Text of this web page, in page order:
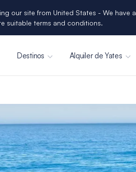
our site from United States - We
suitable terms and conditions.
Destinos Alquiler de Yates